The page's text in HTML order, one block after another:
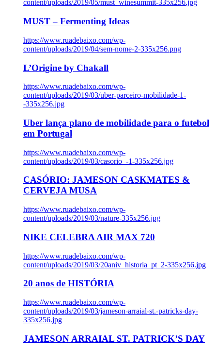
content/uploads/2019/05/must_winesummit-335x256.jpg
MUST – Fermenting Ideas
https://www.ruadebaixo.com/wp-
content/uploads/2019/04/sem-nome-2-335x256.png
L’Origine by Chakall
https://www.ruadebaixo.com/wp-
content/uploads/2019/03/uber-parceiro-mobilidade-1-
-335x256.jpg
Uber lança plano de mobilidade para o futebol
em Portugal
https://www.ruadebaixo.com/wp-
content/uploads/2019/03/casorio_-1-335x256.jpg
CASÓRIO: JAMESON CASKMATES &
CERVEJA MUSA
https://www.ruadebaixo.com/wp-
content/uploads/2019/03/nature-335x256.jpg
NIKE CELEBRA AIR MAX 720
https://www.ruadebaixo.com/wp-
content/uploads/2019/03/20aniv_historia_pt_2-335x256.jpg
20 anos de HISTÓRIA
https://www.ruadebaixo.com/wp-
content/uploads/2019/03/jameson-arraial-st.-patricks-day-
335x256.jpg
JAMESON ARRAIAL ST. PATRICK’S DAY